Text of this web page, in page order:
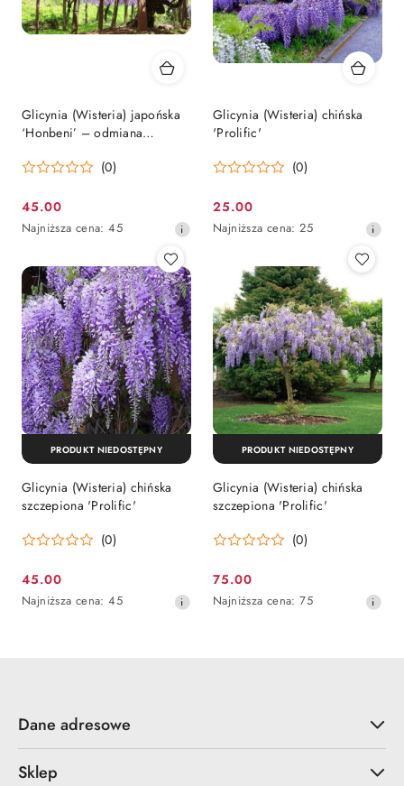
Glicynia (Wisteria) japońska
‘Honbeni’ – odmiana
(0)
Cena
promocyjna:
45.00
Najniższa
30
dni
przed
obniżką
Najniższa cena: 45
Glicynia (Wisteria) chińska
'Prolific'
(0)
Cena
promocyjna:
25.00
Najniższa
przed
obniżką
Najniższa cena: 25
Glicynia (Wisteria) chińska
szczepiona 'Prolific'
(0)
Cena
promocyjna:
45.00
Najniższa
Najniższa cena: 45
PRODUKT NIEDOSTĘPNY
Glicynia (Wisteria) chińska
szczepiona 'Prolific'
(0)
Cena
promocyjna:
75.00
Najniższa
Najniższa cena: 75
PRODUKT NIEDOSTĘPNY
Dane adresowe
Sklep